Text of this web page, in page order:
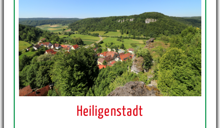
Heiligenstadt